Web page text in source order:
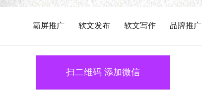
霸屏推广 软文发布 软文写作 品牌推广
扫二维码 添加微信